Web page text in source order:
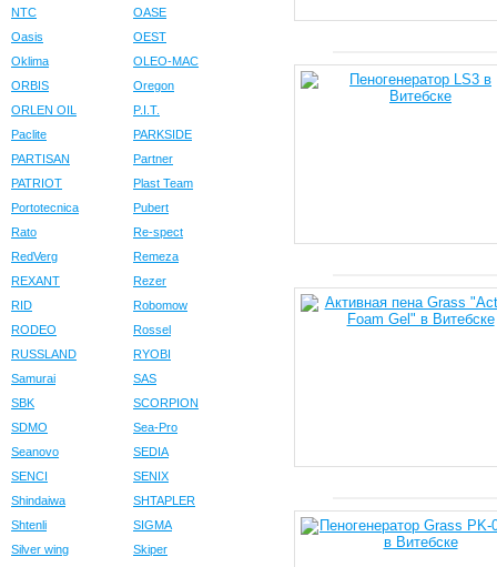
NTC
OASE
Oasis
OEST
Oklima
OLEO-MAC
ORBIS
Oregon
ORLEN OIL
P.I.T.
Paclite
PARKSIDE
PARTISAN
Partner
PATRIOT
Plast Team
Portotecnica
Pubert
Rato
Re-spect
RedVerg
Remeza
REXANT
Rezer
RID
Robomow
RODEO
Rossel
RUSSLAND
RYOBI
Samurai
SAS
SBK
SCORPION
SDMO
Sea-Pro
Seanovo
SEDIA
SENCI
SENIX
Shindaiwa
SHTAPLER
Shtenli
SIGMA
Silver wing
Skiper